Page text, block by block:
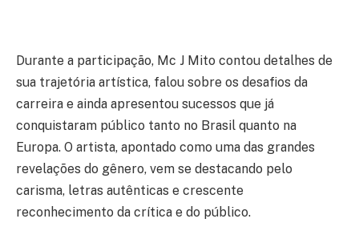
Durante a participação, Mc J Mito contou detalhes de
sua trajetória artística, falou sobre os desafios da
carreira e ainda apresentou sucessos que já
conquistaram público tanto no Brasil quanto na
Europa. O artista, apontado como uma das grandes
revelações do gênero, vem se destacando pelo
carisma, letras autênticas e crescente
reconhecimento da crítica e do público.